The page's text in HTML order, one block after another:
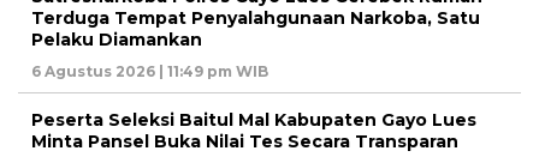
Terduga Tempat Penyalahgunaan Narkoba, Satu
Pelaku Diamankan
6 Agustus 2026 | 11:49 pm WIB
Peserta Seleksi Baitul Mal Kabupaten Gayo Lues
Minta Pansel Buka Nilai Tes Secara Transparan